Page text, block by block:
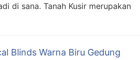
di sana. Tanah Kusir merupakan
Blinds Warna Biru Gedung